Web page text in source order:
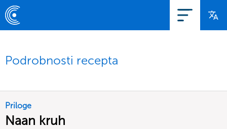
Podrobnosti recepta
Priloge
Naan kruh